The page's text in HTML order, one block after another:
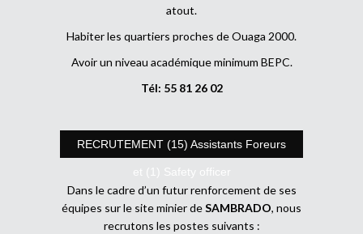
atout.
Habiter les quartiers proches de Ouaga 2000.
Avoir un niveau académique minimum BEPC.
Tél: 55 81 26 02
RECRUTEMENT (15) Assistants Foreurs
et (1) Safety officer
Dans le cadre d’un futur renforcement de ses
équipes sur le site minier deSAMBRADO, nous
recrutons les postes suivants :